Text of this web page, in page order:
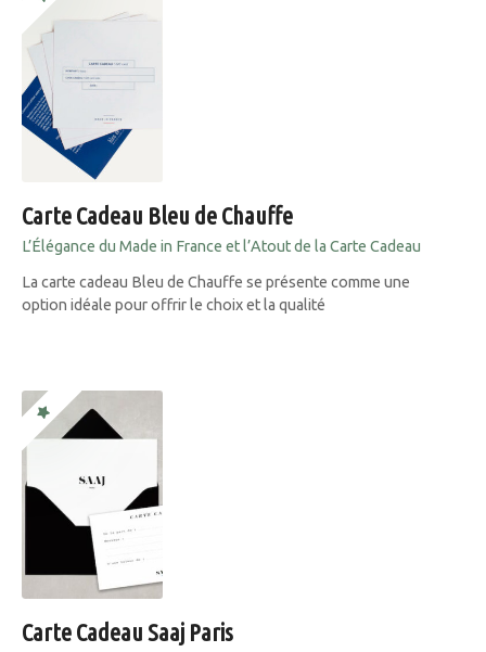
Carte Cadeau Bleu de Chauffe
L’Élégance du Made in France et l’Atout de la Carte Cadeau
La carte cadeau Bleu de Chauffe se présente comme une
option idéale pour offrir le choix et la qualité
Carte Cadeau Saaj Paris